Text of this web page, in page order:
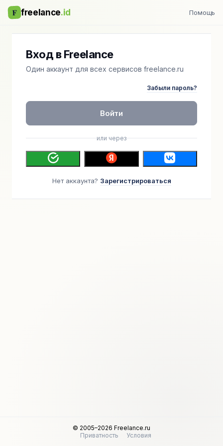
F freelance.id Помощь
Вход в Freelance
Один аккаунт для всех сервисов freelance.ru
Забыли пароль?
Войти
или через
Нет аккаунта? Зарегистрироваться
© 2005–2026 Freelance.ru
Приватность
Условия